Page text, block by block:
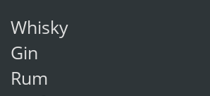
Whisky
Gin
Rum